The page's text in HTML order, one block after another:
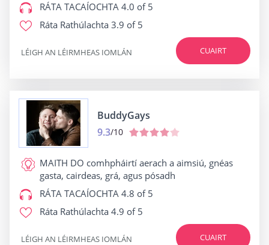
RÁTA TACAÍOCHTA 4.0 of 5
Ráta Rathúlachta 3.9 of 5
CUAIRT
LÉIGH AN LÉIRMHEAS IOMLÁN
BuddyGays
9.3/10
MAITH DO comhpháirtí aerach a aimsiú, gnéas
gasta, cairdeas, grá, agus pósadh
RÁTA TACAÍOCHTA 4.8 of 5
Ráta Rathúlachta 4.9 of 5
CUAIRT
LÉIGH AN LÉIRMHEAS IOMLÁN